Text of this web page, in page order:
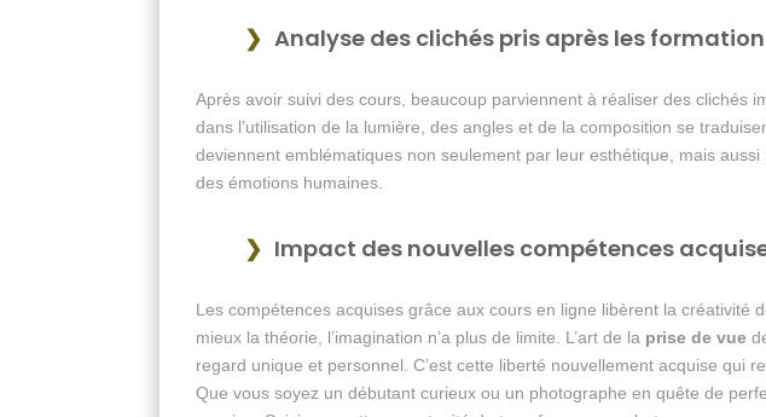
Analyse des clichés pris après les
Après avoir suivi des cours, beaucoup parviennent à réaliser des clichés
dans l’utilisation de la lumière, des angles et de la composition se
deviennent emblématiques non seulement par leur esthétique, mais
des émotions humaines.
Impact des nouvelles compétences
Les compétences acquises grâce aux cours en ligne libèrent la
mieux la théorie, l’imagination n’a plus de limite. L’art de la prise de vue
regard unique et personnel. C’est cette liberté nouvellement acquise qui
Que vous soyez un débutant curieux ou un photographe en quête de